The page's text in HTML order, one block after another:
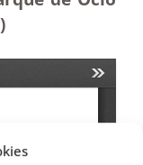
)